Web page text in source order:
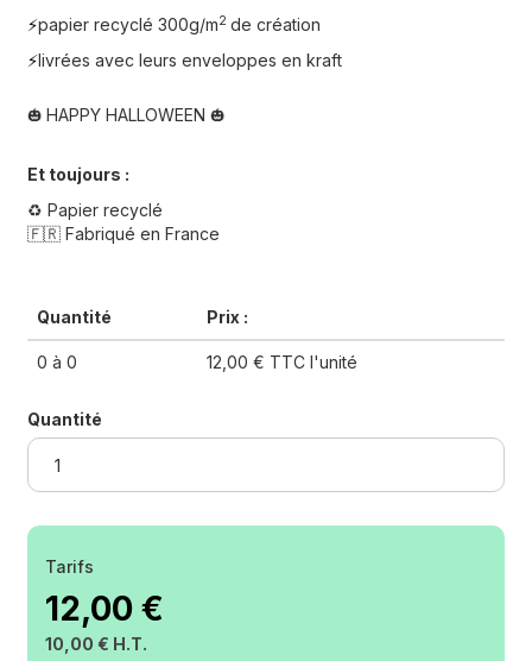
⚡️papier recyclé 300g/m2 de création
⚡️livrées avec leurs enveloppes en kraft
🎃 HAPPY HALLOWEEN 🎃
Et toujours :
♻️ Papier recyclé
🇫🇷 Fabriqué en France
Quantité Prix :
0 à 0 12,00 € TTC l'unité
Quantité
Tarifs
12,00 €
10,00 € H.T.